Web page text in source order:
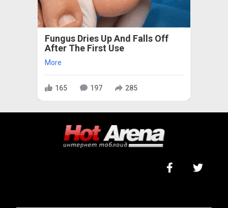
Fungus Dries Up And Falls Off
After The First Use
More
165 197 285